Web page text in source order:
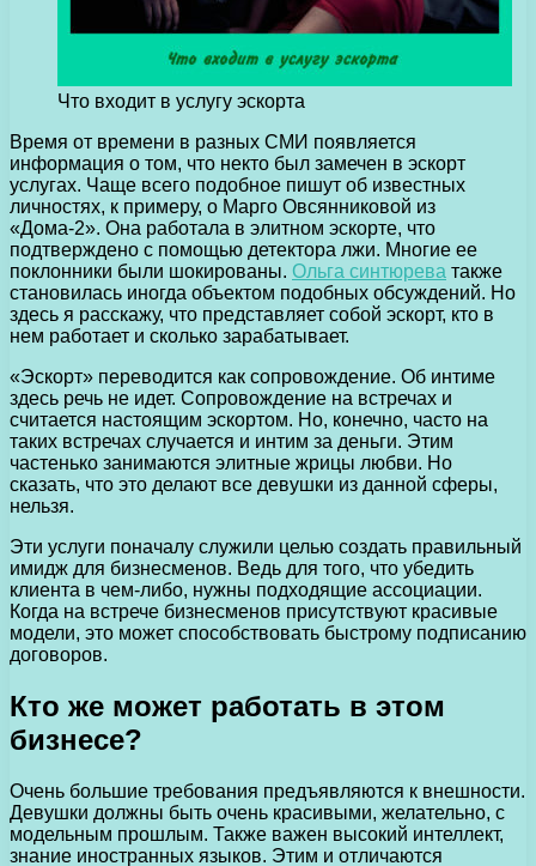
Что входит в услугу эскорта
Время от времени в разных СМИ появляется
информация о том, что некто был замечен в эскорт
услугах. Чаще всего подобное пишут об известных
личностях, к примеру, о Марго Овсянниковой из
«Дома-2». Она работала в элитном эскорте, что
подтверждено с помощью детектора лжи. Многие ее
поклонники были шокированы. Ольга синтюрева также
становилась иногда объектом подобных обсуждений. Но
здесь я расскажу, что представляет собой эскорт, кто в
нем работает и сколько зарабатывает.
«Эскорт» переводится как сопровождение. Об интиме
здесь речь не идет. Сопровождение на встречах и
считается настоящим эскортом. Но, конечно, часто на
таких встречах случается и интим за деньги. Этим
частенько занимаются элитные жрицы любви. Но
сказать, что это делают все девушки из данной сферы,
нельзя.
Эти услуги поначалу служили целью создать правильный
имидж для бизнесменов. Ведь для того, что убедить
клиента в чем-либо, нужны подходящие ассоциации.
Когда на встрече бизнесменов присутствуют красивые
модели, это может способствовать быстрому подписанию
договоров.
Кто же может работать в этом
бизнесе?
Очень большие требования предъявляются к внешности.
Девушки должны быть очень красивыми, желательно, с
модельным прошлым. Также важен высокий интеллект,
знание иностранных языков. Этим и отличаются